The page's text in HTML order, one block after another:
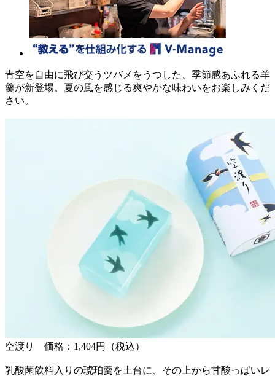
青空を自由に飛び交うツバメをうつした、季節感あふれる羊
羹が新登場。夏の風を感じる爽やかな味わいをお楽しみくだ
さい。
空渡り 価格：1,404円（税込）
乳酸菌飲料入りの琥珀羹を土台に、その上から甘酸っぱいレ